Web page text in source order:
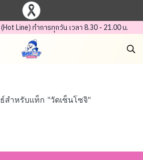
Line) ทำการทุกวัน เวลา 8.30 - 21.00 น.
สำหรับแท็ก "วัดเซ็นโซจิ"